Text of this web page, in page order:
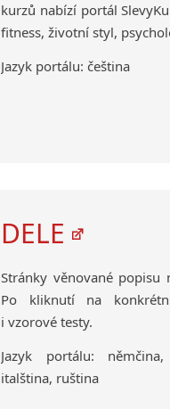
kurzů nabízí portál
fitness, životní styl,
Jazyk portálu: čeština
DELE
Stránky věnované popisu
Po kliknutí na
i vzorové testy.
Jazyk portálu:
italština, ruština